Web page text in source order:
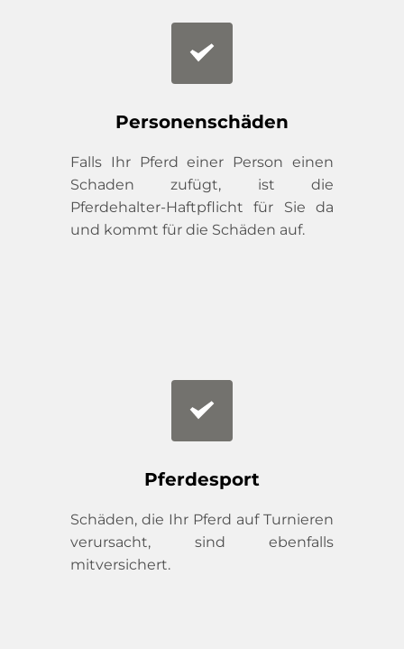
Personenschäden
Falls Ihr Pferd einer Person einen
Schaden zufügt, ist die
Pferdehalter-Haftpflicht für Sie da
und kommt für die Schäden auf.
Pferdesport
Schäden, die Ihr Pferd auf Turnieren
verursacht, sind ebenfalls
mitversichert.